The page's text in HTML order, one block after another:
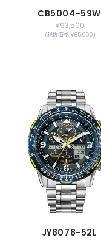
CB5004-59W
￥93,500
(税抜価格 ￥85,000)
JY8078-52L